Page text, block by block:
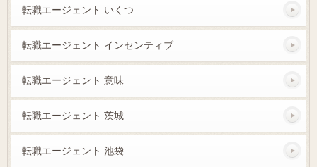
転職エージェント いくつ
転職エージェント インセンティブ
転職エージェント 意味
転職エージェント 茨城
転職エージェント 池袋